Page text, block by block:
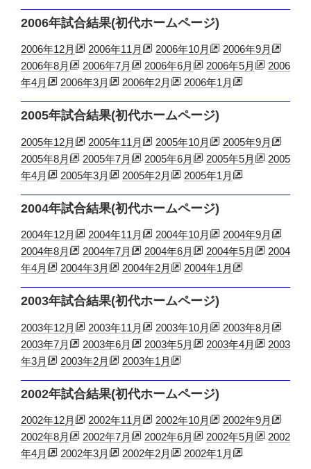
2006年試合結果(初代ホームページ)
2006年12月 2006年11月 2006年10月
2006年9月
2006年8月
2006年7月 2006年6月 2006年5月
2006
年4月
2006年3月 2006年2月 2006年1月
2005年試合結果(初代ホームページ)
2005年12月 2005年11月 2005年10月
2005年9月
2005年8月
2005年7月 2005年6月 2005年5月
2005
年4月
2005年3月 2005年2月 2005年1月
2004年試合結果(初代ホームページ)
2004年12月 2004年11月 2004年10月
2004年9月
2004年8月
2004年7月 2004年6月 2004年5月
2004
年4月
2004年3月 2004年2月 2004年1月
2003年試合結果(初代ホームページ)
2003年12月 2003年11月 2003年10月
2003年8月
2003年7月
2003年6月 2003年5月 2003年4月
2003
年3月
2003年2月 2003年1月
2002年試合結果(初代ホームページ)
2002年12月 2002年11月 2002年10月
2002年9月
2002年8月
2002年7月 2002年6月 2002年5月
2002
年4月
2002年3月 2002年2月 2002年1月